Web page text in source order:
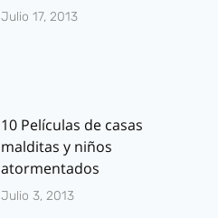
Julio 17, 2013
10 Películas de casas
malditas y niños
atormentados
Julio 3, 2013